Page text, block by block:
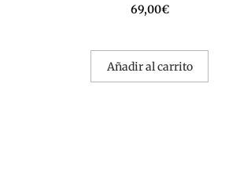
69,00€
Añadir al carrito